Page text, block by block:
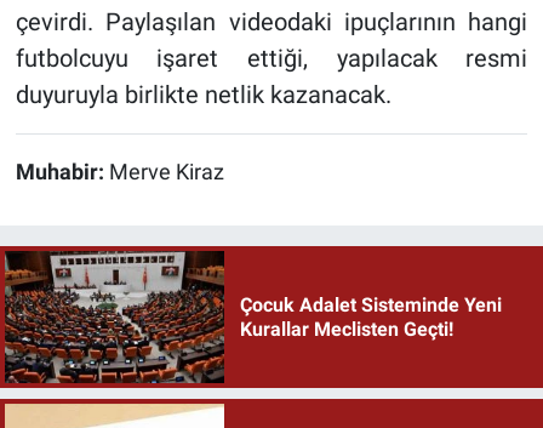
çevirdi. Paylaşılan videodaki ipuçlarının hangi
futbolcuyu işaret ettiği, yapılacak resmi
duyuruyla birlikte netlik kazanacak.
Muhabir: Merve Kiraz
Çocuk Adalet Sisteminde Yeni
Kurallar Meclisten Geçti!